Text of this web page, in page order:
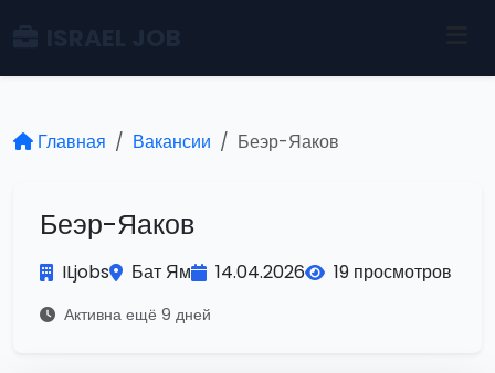
Главная Вакансии Беэр-Яаков
Беэр-Яаков
ILjobs Бат Ям 14.04.2026 19 просмотров
Активна ещё 9 дней